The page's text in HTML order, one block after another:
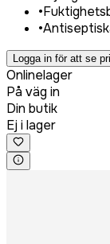
•
•
Logga in för att se
Onlinelager
På väg in
Din butik
Ej i lager